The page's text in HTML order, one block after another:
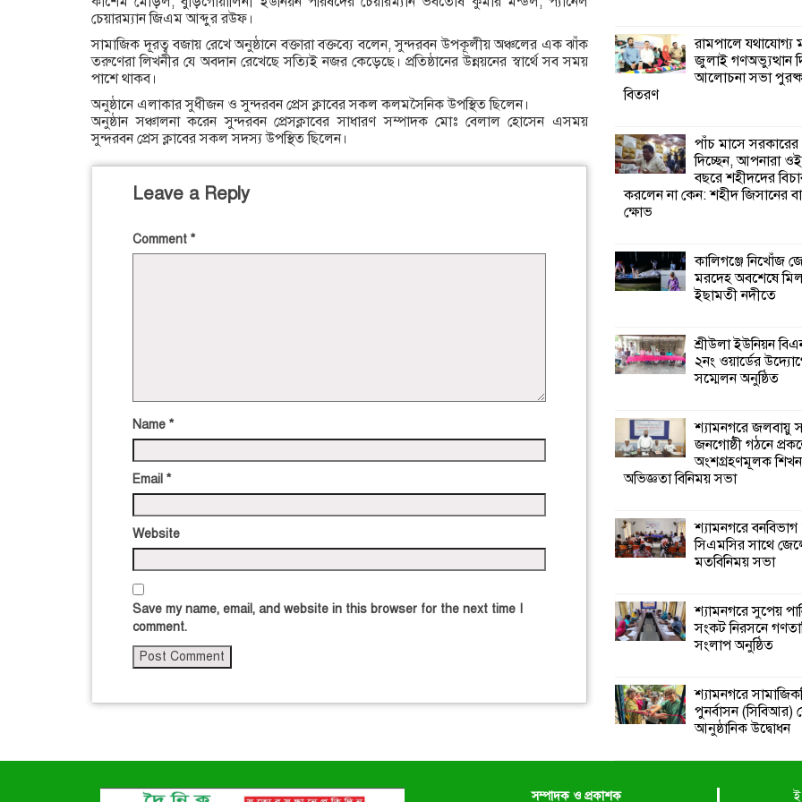
চেয়ারম্যান জিএম আব্দুর রউফ।
সামাজিক দূরত্ব বজায় রেখে অনুষ্ঠানে বক্তারা বক্তব্যে বলেন, সুন্দরবন উপকূলীয় অঞ্চলের এক ঝাঁক
তরুণেরা লিখনীর যে অবদান রেখেছে সত্যিই নজর কেড়েছে। প্রতিষ্ঠানের উন্নয়নের স্বার্থে সব সময়
পাশে থাকব।
অনুষ্ঠানে এলাকার সুধীজন ও সুন্দরবন প্রেস ক্লাবের সকল কলমসৈনিক উপস্থিত ছিলেন।
অনুষ্ঠান সঞ্চালনা করেন সুন্দরবন প্রেসক্লাবের সাধারণ সম্পাদক মোঃ বেলাল হোসেন এসময়
সুন্দরবন প্রেস ক্লাবের সকল সদস্য উপস্থিত ছিলেন।
Leave a Reply
Comment *
Name *
Email *
Website
Save my name, email, and website in this browser for the next time I
comment.
কালিগঞ্জে নিখোঁজ
মরদেহ অবশেষে
ইছামতী নদীতে
২নং ওয়ার্ডের
কর্মী সম্মেলন
শ্যামনগরে জলবায়ু
শিখন ও অভিজ্ঞতা বিনিময় সভা
শ্যামনগরে বনবিভাগ
মতবিনিময় সভা
রামপালে যথাযোগ্য
জুলাই গণঅভ্যুত্থান
আলোচনা সভা
বিতরণ
পাঁচ মাসে
দিচ্ছেন, আপনারা
বছরে শহীদদের
করলেন না কেন: শহীদ জিসানের
ক্ষোভ
কালিগঞ্জে নিখোঁজ
মরদেহ অবশেষে
ইছামতী নদীতে
শ্রীউলা ইউনিয়ন
২নং ওয়ার্ডের
সম্মেলন অনুষ্ঠিত
শ্যামনগরে জলবায়ু
জনগোষ্ঠী গঠনে
অংশগ্রহণমূলক
অভিজ্ঞতা বিনিময় সভা
শ্যামনগরে
সিএমসির সাথে
মতবিনিময় সভা
শ্যামনগরে সুপেয়
সংকট নিরসনে
সংলাপ অনুষ্ঠিত
শ্যামনগরে
পুনর্বাসন (সিবিআর)
আনুষ্ঠানিক উদ্বোধন
সম্পাদক ও প্রকাশক